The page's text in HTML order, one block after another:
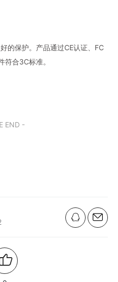
的保护。产品通过CE认证、FC
符合3C标准。
END -